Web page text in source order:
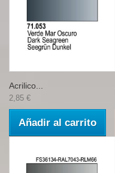
Acrilico...
2,85 €
Añadir al carrito